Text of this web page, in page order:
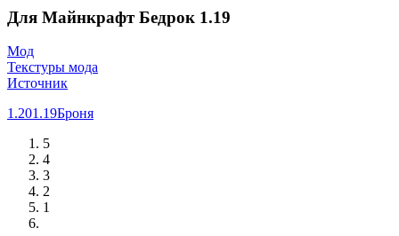
Для Майнкрафт Бедрок 1.19
Мод
Текстуры мода
Источник
1.201.19Броня
5
4
3
2
1